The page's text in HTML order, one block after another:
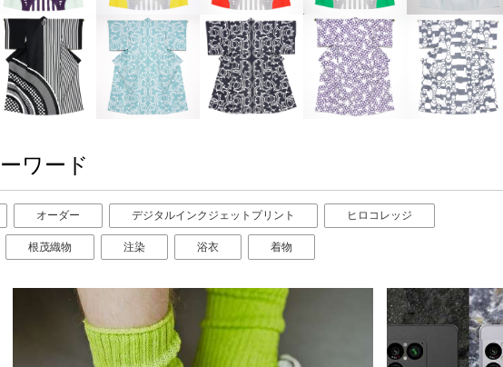
ワード
オーダー デジタルインクジェットプリント ヒロコレッジ
根茂織物 注染 浴衣 着物